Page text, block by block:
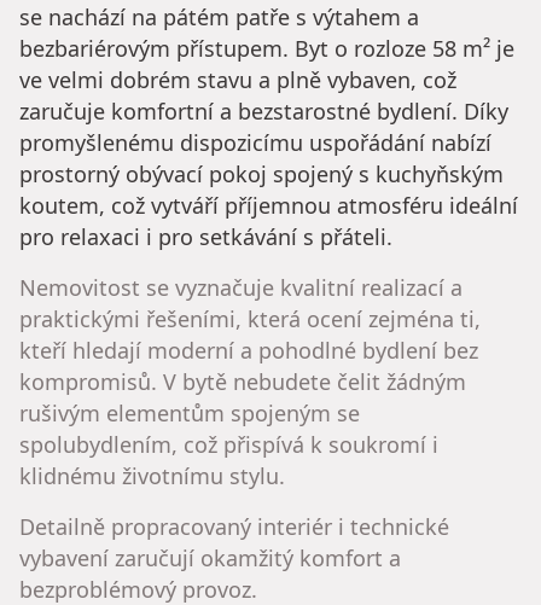
se nachází na pátém patře s výtahem a
bezbariérovým přístupem. Byt o rozloze 58 m² je
ve velmi dobrém stavu a plně vybaven, což
zaručuje komfortní a bezstarostné bydlení. Díky
promyšlenému dispozicímu uspořádání nabízí
prostorný obývací pokoj spojený s kuchyňským
koutem, což vytváří příjemnou atmosféru ideální
pro relaxaci i pro setkávání s přáteli.
Nemovitost se vyznačuje kvalitní realizací a
praktickými řešeními, která ocení zejména ti,
kteří hledají moderní a pohodlné bydlení bez
kompromisů. V bytě nebudete čelit žádným
rušivým elementům spojeným se
spolubydlením, což přispívá k soukromí i
klidnému životnímu stylu.
Detailně propracovaný interiér i technické
vybavení zaručují okamžitý komfort a
bezproblémový provoz.